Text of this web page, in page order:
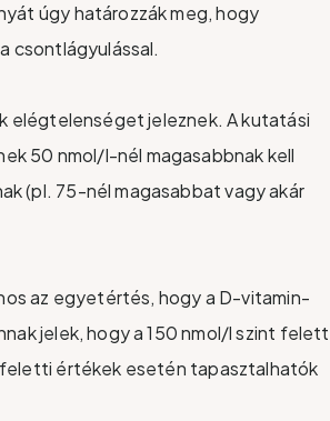
úgy határozzák meg, hogy
csontlágyulással.
elégtelenséget jeleznek. A kutatási
50 nmol/l-nél magasabbnak kell
(pl. 75-nél magasabbat vagy akár
az egyetértés, hogy a D-vitamin-
jelek, hogy a 150 nmol/l szint felett
értékek esetén tapasztalhatók